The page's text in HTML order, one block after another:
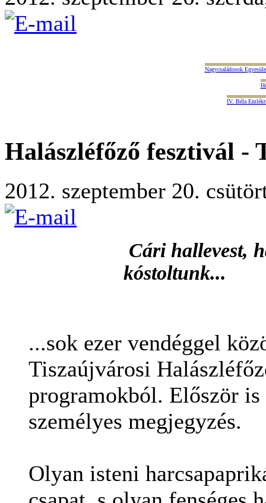
Nagycsaládosok
IV. Béla
Halászléfőző fesztivál -
2012. szeptember 20.
Cári hallevest,
kóstoltunk...
...sok ezer vendéggel
Tiszaújvárosi
programokból. Először is
személyes megjegyzés.
Olyan isteni